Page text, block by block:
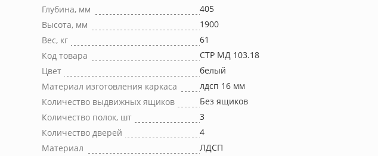
Глубина, мм
405
Высота, мм
1900
Вес, кг
61
Код товара
СТР МД 103.18
Цвет
белый
Материал изготовления каркаса
лдсп 16 мм
Количество выдвижных ящиков
Без ящиков
Количество полок, шт
3
Количество дверей
4
Материал
ЛДСП